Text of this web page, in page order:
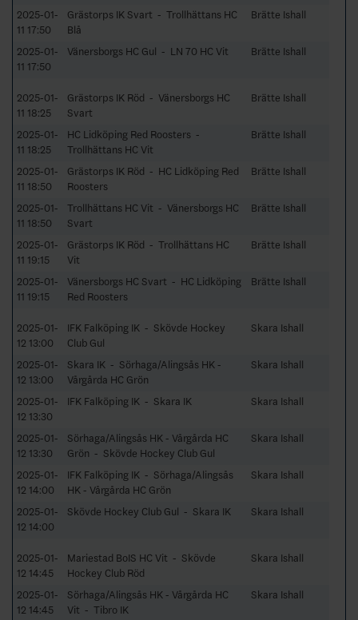
2025-01-
11 17:50
Grästorps IK Svart - Trollhättans HC
Blå
Brätte Ishall
2025-01-
11 17:50
Vänersborgs HC Gul - LN 70 HC Vit Brätte Ishall
2025-01-
11 18:25
Grästorps IK Röd - Vänersborgs HC
Svart
Brätte Ishall
2025-01-
11 18:25
HC Lidköping Red Roosters -
Trollhättans HC Vit
Brätte Ishall
2025-01-
11 18:50
Grästorps IK Röd - HC Lidköping Red
Roosters
Brätte Ishall
2025-01-
11 18:50
Trollhättans HC Vit - Vänersborgs HC
Svart
Brätte Ishall
2025-01-
11 19:15
Grästorps IK Röd - Trollhättans HC
Vit
Brätte Ishall
2025-01-
11 19:15
Vänersborgs HC Svart - HC Lidköping
Red Roosters
Brätte Ishall
2025-01-
12 13:00
IFK Falköping IK - Skövde Hockey
Club Gul
Skara Ishall
2025-01-
12 13:00
Skara IK - Sörhaga/Alingsås HK -
Vårgårda HC Grön
Skara Ishall
2025-01-
12 13:30
IFK Falköping IK - Skara IK Skara Ishall
2025-01-
12 13:30
Sörhaga/Alingsås HK - Vårgårda HC
Grön - Skövde Hockey Club Gul
Skara Ishall
2025-01-
12 14:00
IFK Falköping IK - Sörhaga/Alingsås
HK - Vårgårda HC Grön
Skara Ishall
2025-01-
12 14:00
Skövde Hockey Club Gul - Skara IK Skara Ishall
2025-01-
12 14:45
Mariestad BoIS HC Vit - Skövde
Hockey Club Röd
Skara Ishall
2025-01-
12 14:45
Sörhaga/Alingsås HK - Vårgårda HC
Vit - Tibro IK
Skara Ishall